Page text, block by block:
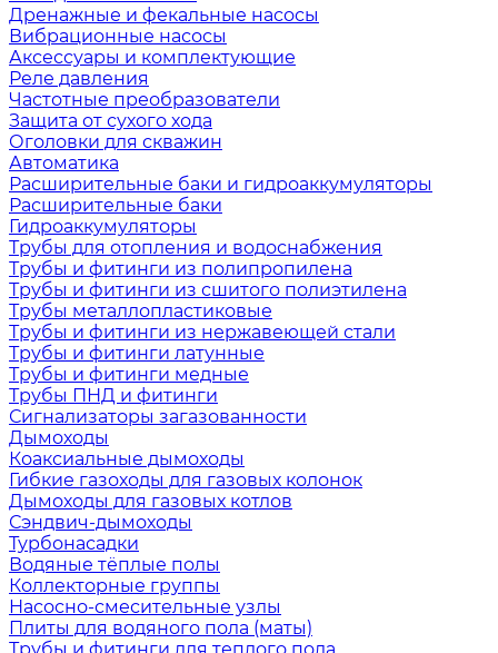
Дренажные и фекальные насосы
Вибрационные насосы
Аксессуары и комплектующие
Реле давления
Частотные преобразователи
Защита от сухого хода
Оголовки для скважин
Автоматика
Расширительные баки и гидроаккумуляторы
Расширительные баки
Гидроаккумуляторы
Трубы для отопления и водоснабжения
Трубы и фитинги из полипропилена
Трубы и фитинги из сшитого полиэтилена
Трубы металлопластиковые
Трубы и фитинги из нержавеющей стали
Трубы и фитинги латунные
Трубы и фитинги медные
Трубы ПНД и фитинги
Сигнализаторы загазованности
Дымоходы
Коаксиальные дымоходы
Гибкие газоходы для газовых колонок
Дымоходы для газовых котлов
Сэндвич-дымоходы
Турбонасадки
Водяные тёплые полы
Коллекторные группы
Насосно-смесительные узлы
Плиты для водяного пола (маты)